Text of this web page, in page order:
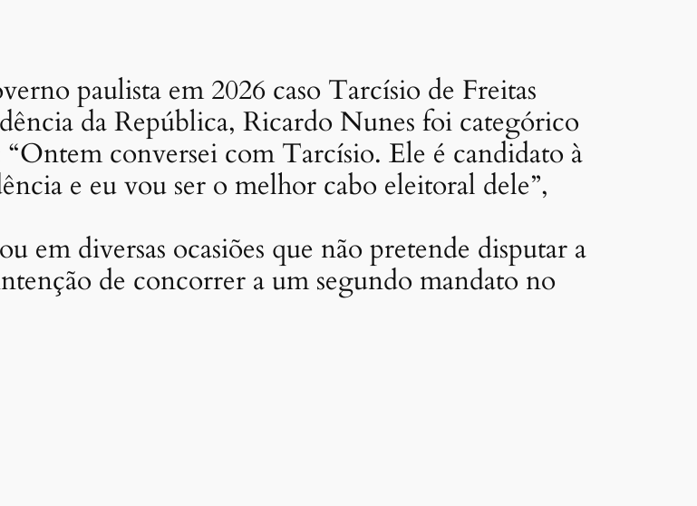
paulista em 2026 caso Tarcísio de Freitas
da República, Ricardo Nunes foi categórico
conversei com Tarcísio. Ele é candidato à
e eu vou ser o melhor cabo eleitoral dele”,
em diversas ocasiões que não pretende disputar a
de concorrer a um segundo mandato no